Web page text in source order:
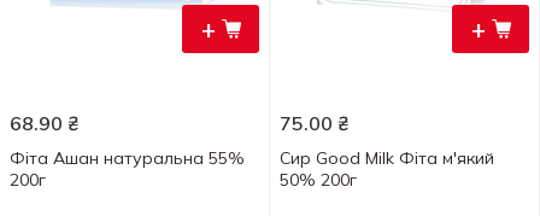
+
68.90 ₴
Фіта Ашан натуральна 55%
200г
+
75.00 ₴
Сир Good Milk Фіта м'який
50% 200г